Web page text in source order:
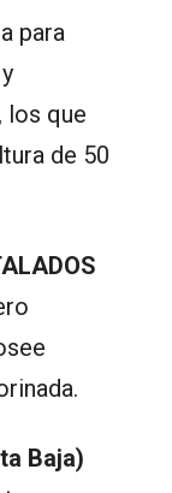
para
los que
de 50
Baja)